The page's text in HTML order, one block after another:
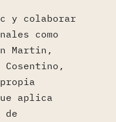
y colaborar
como
Martin,
aplica
de